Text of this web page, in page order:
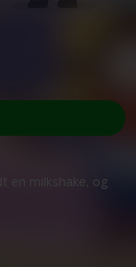
en milkshake, og